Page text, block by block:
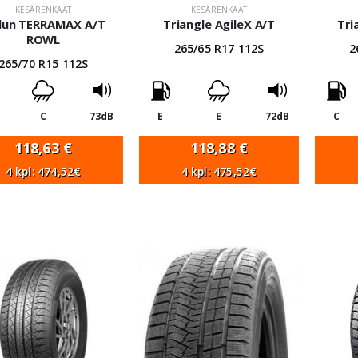
KESÄRENKAAT
TERRAMAX A/T
ROWL
70 R15 112S
C 73dB
118,63 €
4 kpl: 474,52€
KESÄRENKAAT
Triangle AgileX A/T
265/65 R17 112S
E E 72dB
118,88 €
4 kpl: 475,52€
C